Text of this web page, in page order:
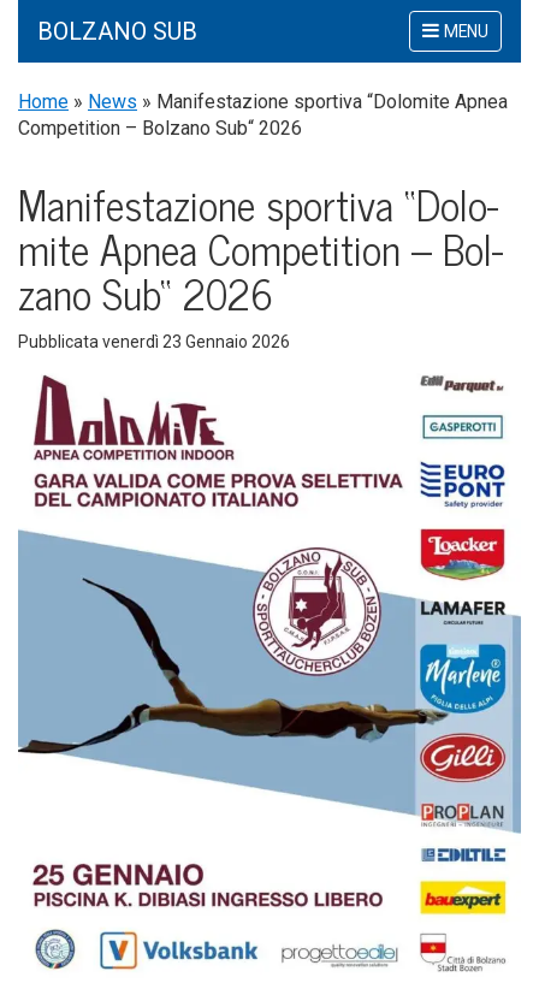
Mostra
o
la
MENU
BOLZANO SUB
Home » News » Manifestazione sportiva “Dolomite Apnea
Competition – Bolzano Sub“ 2026
Mani­fe­sta­zio­ne spor­ti­va “Dolo­
mi­te Apnea Com­pe­ti­tion – Bol­
za­no Sub“ 2026
Pubblicata venerdì 23 Gennaio 2026